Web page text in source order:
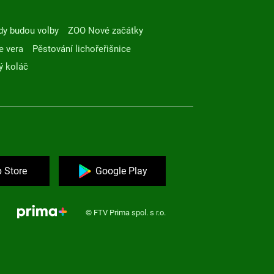
budou volby
ZOO Nové začátky
vera
Pěstování lichořeřišnice
koláč
Store Google Play
© FTV Prima spol. s r.o.